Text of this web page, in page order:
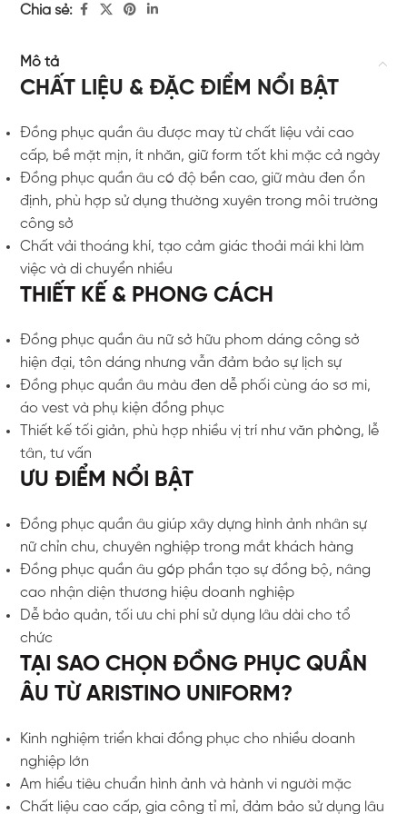
Chia sẻ:
Mô tả
CHẤT LIỆU & ĐẶC ĐIỂM NỔI BẬT
Đồng phục quần âu được may từ chất liệu vải cao
cấp, bề mặt mịn, ít nhăn, giữ form tốt khi mặc cả ngày
Đồng phục quần âu có độ bền cao, giữ màu đen ổn
định, phù hợp sử dụng thường xuyên trong môi trường
công sở
Chất vải thoáng khí, tạo cảm giác thoải mái khi làm
việc và di chuyển nhiều
THIẾT KẾ & PHONG CÁCH
Đồng phục quần âu nữ sở hữu phom dáng công sở
hiện đại, tôn dáng nhưng vẫn đảm bảo sự lịch sự
Đồng phục quần âu màu đen dễ phối cùng áo sơ mi,
áo vest và phụ kiện đồng phục
Thiết kế tối giản, phù hợp nhiều vị trí như văn phòng, lễ
tân, tư vấn
ƯU ĐIỂM NỔI BẬT
Đồng phục quần âu giúp xây dựng hình ảnh nhân sự
nữ chỉn chu, chuyên nghiệp trong mắt khách hàng
Đồng phục quần âu góp phần tạo sự đồng bộ, nâng
cao nhận diện thương hiệu doanh nghiệp
Dễ bảo quản, tối ưu chi phí sử dụng lâu dài cho tổ
chức
TẠI SAO CHỌN ĐỒNG PHỤC QUẦN
ÂU TỪ ARISTINO UNIFORM?
Kinh nghiệm triển khai đồng phục cho nhiều doanh
nghiệp lớn
Am hiểu tiêu chuẩn hình ảnh và hành vi người mặc
Chất liệu cao cấp, gia công tỉ mỉ, đảm bảo sử dụng lâu